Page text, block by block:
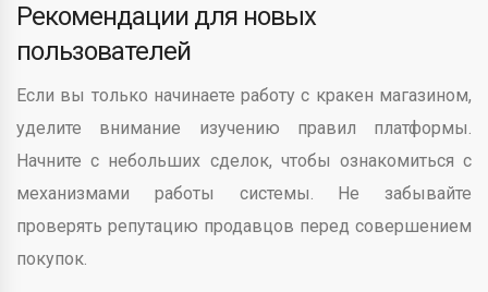
Рекомендации для новых
пользователей
Если вы только начинаете работу с кракен магазином,
уделите внимание изучению правил платформы.
Начните с небольших сделок, чтобы ознакомиться с
механизмами работы системы. Не забывайте
проверять репутацию продавцов перед совершением
покупок.